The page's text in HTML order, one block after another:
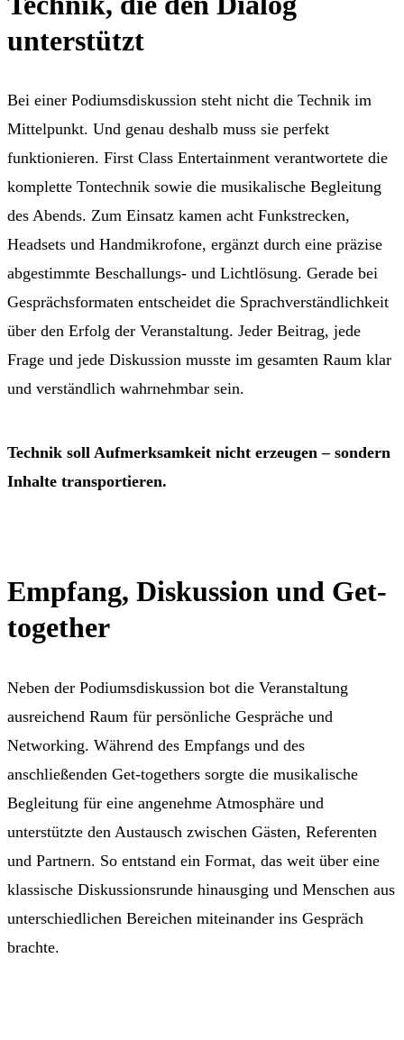
unterstützt
Bei einer Podiumsdiskussion steht nicht die Technik im
Mittelpunkt. Und genau deshalb muss sie perfekt
funktionieren. First Class Entertainment verantwortete die
komplette Tontechnik sowie die musikalische Begleitung
des Abends. Zum Einsatz kamen acht Funkstrecken,
Headsets und Handmikrofone, ergänzt durch eine präzise
abgestimmte Beschallungs- und Lichtlösung. Gerade bei
Gesprächsformaten entscheidet die Sprachverständlichkeit
über den Erfolg der Veranstaltung. Jeder Beitrag, jede
Frage und jede Diskussion musste im gesamten Raum klar
und verständlich wahrnehmbar sein.
Technik soll Aufmerksamkeit nicht erzeugen – sondern
Inhalte transportieren.
Empfang, Diskussion und Get-
together
Neben der Podiumsdiskussion bot die Veranstaltung
ausreichend Raum für persönliche Gespräche und
Networking. Während des Empfangs und des
anschließenden Get-togethers sorgte die musikalische
Begleitung für eine angenehme Atmosphäre und
unterstützte den Austausch zwischen Gästen, Referenten
und Partnern. So entstand ein Format, das weit über eine
klassische Diskussionsrunde hinausging und Menschen aus
unterschiedlichen Bereichen miteinander ins Gespräch
brachte.